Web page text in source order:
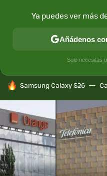
MÓVIL Y
HOY SE HABLA DE
Samsung Galaxy S26
Ya puedes ver más
Añádenos
Solo necesitas